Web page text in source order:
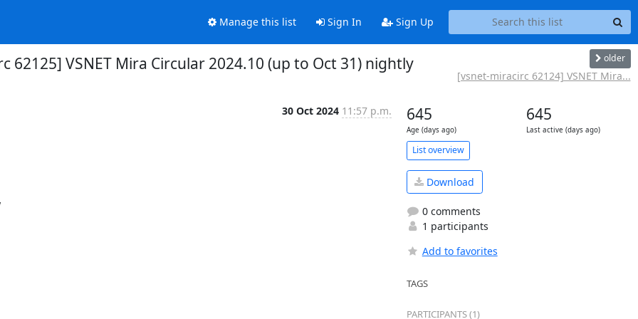
Manage this list Sign In Sign Up
62125] VSNET Mira Circular 2024.10 (up to Oct 31) nightly older
[vsnet-miracirc 62124] VSNET Mira...
30 Oct 2024 11:57 p.m. 645
Age (days ago)
645
Last active (days ago)
List overview
Download
0 comments
1 participants
Add to favorites
TAGS
PARTICIPANTS (1)